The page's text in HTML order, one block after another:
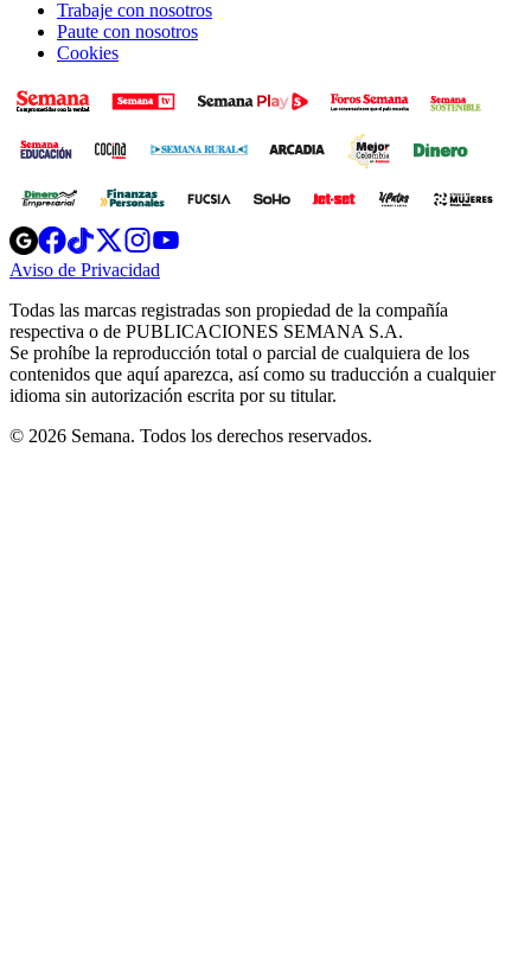
Trabaje con nosotros
Paute con nosotros
Cookies
Opens
in
new
Opens
in
new
Opens
in
new
window
Opens
new
windowwindow
Aviso de Privacidad
new
window
Todas las marcas registradas son propiedad de la compañía
respectiva o de PUBLICACIONES SEMANA S.A.
Se prohíbe la reproducción total o parcial de cualquiera de los
contenidos que aquí aparezca, así como su traducción a cualquier
idioma sin autorización escrita por su titular.
© 2026 Semana. Todos los derechos reservados.